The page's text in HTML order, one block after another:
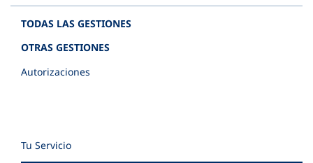
TODAS LAS GESTIONES
OTRAS GESTIONES
Autorizaciones
Tu Servicio